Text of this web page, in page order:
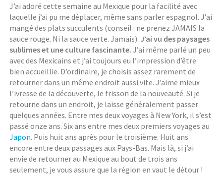
J’ai adoré cette semaine au Mexique pour la facilité avec
laquelle j’ai pu me déplacer, même sans parler espagnol. J’ai
mangé des plats succulents (conseil : ne prenez JAMAIS la
sauce rouge. Ni la sauce verte. Jamais). J’ai vu des paysages
sublimes et une culture fascinante. J’ai même parlé un peu
avec des Mexicains et j’ai toujours eu l’impression d’être
bien accueillie. D’ordinaire, je choisis assez rarement de
retourner dans un même endroit aussi vite. J’aime mieux
l’ivresse de la découverte, le frisson de la nouveauté. Si je
retourne dans un endroit, je laisse généralement passer
quelques années. Entre mes deux voyages à New York, il s’est
passé onze ans. Six ans entre mes deux premiers voyages au
Japon. Puis huit ans après pour le troisième. Huit ans
encore entre deux passages aux Pays-Bas. Mais là, si j’ai
envie de retourner au Mexique au bout de trois ans
seulement, je vous assure que la région en vaut le détour !